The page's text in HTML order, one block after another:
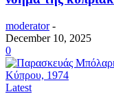
moderator -
December 10, 2025
0
Latest